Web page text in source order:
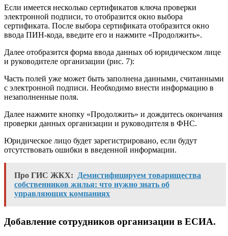
Если имеется несколько сертификатов ключа проверки
электронной подписи, то отобразится окно выбора
сертификата. После выбора сертификата отобразится окно
ввода ПИН-кода, введите его и нажмите «Продолжить».
Далее отобразится форма ввода данных об юридическом лице
и руководителе организации (рис. 7):
Часть полей уже может быть заполнена данными, считанными
с электронной подписи. Необходимо внести информацию в
незаполненные поля.
Далее нажмите кнопку «Продолжить» и дождитесь окончания
проверки данных организации и руководителя в ФНС.
Юридическое лицо будет зарегистрировано, если будут
отсутствовать ошибки в введенной информации.
Про ГИС ЖКХ:
Демистифицируем товарищества
собственников жилья: что нужно знать об
управляющих компаниях
Добавление сотрудников организации в ЕСИА.